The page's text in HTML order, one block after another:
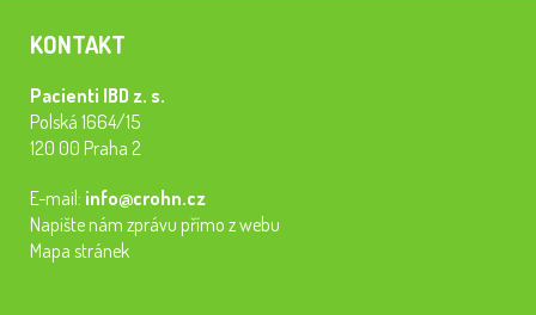
KONTAKT
Pacienti IBD z. s.
Polská 1664/15
120 00 Praha 2
E-mail: info@crohn.cz
Napište nám zprávu přímo z webu
Mapa stránek